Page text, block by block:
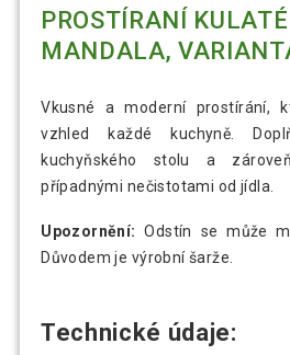
PROSTÍRANÍ
MANDALA,
Vkusné a moderní prostírání,
vzhled každé kuchyně.
kuchyňského stolu a
případnými nečistotami od jídla.
Upozornění: Odstín se může
Důvodem je výrobní šarže.
Technické údaje: